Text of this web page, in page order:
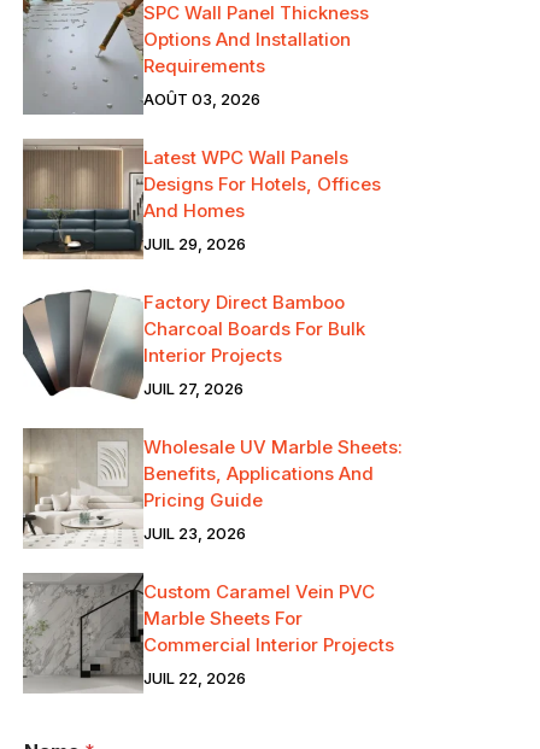
SPC Wall Panel Thickness
Options And Installation
Requirements
AOÛT 03, 2026
Latest WPC Wall Panels
Designs For Hotels, Offices
And Homes
JUIL 29, 2026
Factory Direct Bamboo
Charcoal Boards For Bulk
Interior Projects
JUIL 27, 2026
Wholesale UV Marble Sheets:
Benefits, Applications And
Pricing Guide
JUIL 23, 2026
Custom Caramel Vein PVC
Marble Sheets For
Commercial Interior Projects
JUIL 22, 2026